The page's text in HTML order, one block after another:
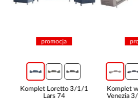
Loretto 3/1/1
+2
Komplet wypoczynkowy
Venezia 3/2/1 Bluvel 03